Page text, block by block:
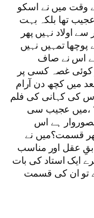
وقت میں نے اسکو
عجیب تھا بلکہ بہت
اولاد نہیں پھر
تمہیں نہیں
ہے اس نے صاف
غصہ کسی پر
میں کچھ دن آرام
کی کہانی کی فلم
،میں عجیب سی
ہے اس
قسمت؟میں نے
عقل اور مناسب
ایک استاد کی بات
تو ان کی قسمت